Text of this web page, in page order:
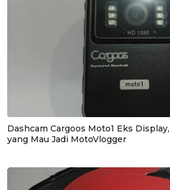
Dashcam Cargoos Moto1 Eks
yang Mau Jadi MotoVlogger